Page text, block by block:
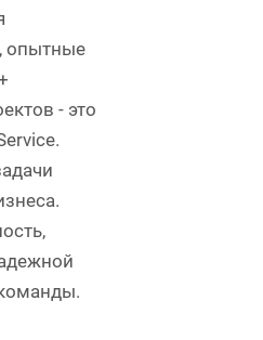
опытные
- это